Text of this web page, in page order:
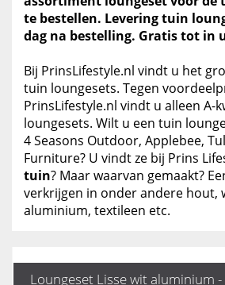
te bestellen. Levering tuin
dag na bestelling. Gratis tot in
Bij PrinsLifestyle.nl vindt u het
tuin loungesets. Tegen
PrinsLifestyle.nl vindt u alleen A-
loungesets. Wilt u een tuin
4 Seasons Outdoor, Applebee,
Furniture? U vindt ze bij Prins
tuin? Maar waarvan gemaakt?
verkrijgen in onder andere hout,
aluminium, textileen etc.
Loungeset Lisse wit aluminium